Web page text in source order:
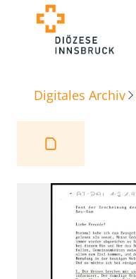
Digitales Archiv